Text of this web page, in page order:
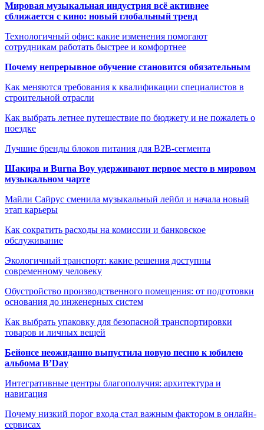
Мировая музыкальная индустрия всё активнее
сближается с кино: новый глобальный тренд
Технологичный офис: какие изменения помогают
сотрудникам работать быстрее и комфортнее
Почему непрерывное обучение становится обязательным
Как меняются требования к квалификации специалистов в
строительной отрасли
Как выбрать летнее путешествие по бюджету и не пожалеть о
поездке
Лучшие бренды блоков питания для B2B-сегмента
Шакира и Burna Boy удерживают первое место в мировом
музыкальном чарте
Майли Сайрус сменила музыкальный лейбл и начала новый
этап карьеры
Как сократить расходы на комиссии и банковское
обслуживание
Экологичный транспорт: какие решения доступны
современному человеку
Обустройство производственного помещения: от подготовки
основания до инженерных систем
Как выбрать упаковку для безопасной транспортировки
товаров и личных вещей
Бейонсе неожиданно выпустила новую песню к юбилею
альбома B’Day
Интегративные центры благополучия: архитектура и
навигация
Почему низкий порог входа стал важным фактором в онлайн-
сервисах